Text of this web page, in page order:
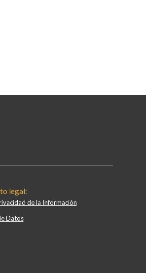
legal:
de la Información
Datos